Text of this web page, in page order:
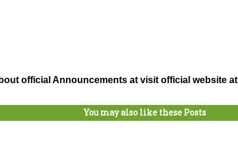
official Announcements at visit official website at
You may also like these Posts